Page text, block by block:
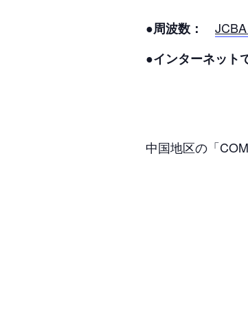
●周波数：
●インターネット
中国地区の「